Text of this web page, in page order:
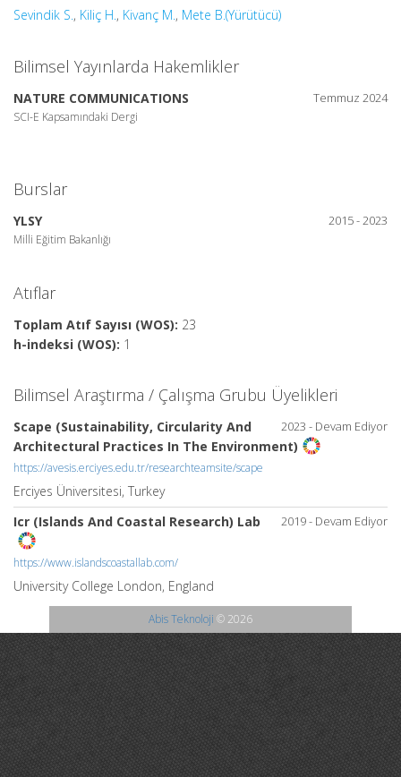
Sevindik S., Kiliç H., Kivanç M., Mete B.(Yürütücü)
Bilimsel Yayınlarda Hakemlikler
Temmuz 2024
NATURE COMMUNICATIONS
SCI-E Kapsamındaki Dergi
Burslar
2015 - 2023
YLSY
Milli Eğitim Bakanlığı
Atıflar
Toplam Atıf Sayısı (WOS): 23
h-indeksi (WOS): 1
Bilimsel Araştırma / Çalışma Grubu Üyelikleri
2023 - Devam Ediyor
Scape (Sustainability, Circularity And
Architectural Practices In The Environment)
https://avesis.erciyes.edu.tr/researchteamsite/scape
Erciyes Üniversitesi, Turkey
2019 - Devam Ediyor
Icr (Islands And Coastal Research) Lab
https://www.islandscoastallab.com/
University College London, England
Abis Teknoloji © 2026